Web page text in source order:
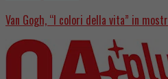
Van Gogh, “I colori della vita” in